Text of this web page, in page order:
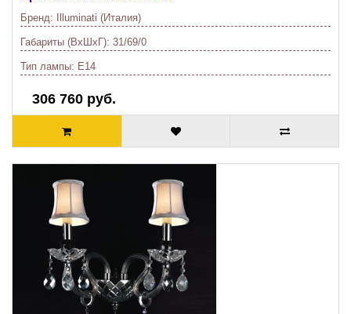
Бренд: Illuminati (Италия)
Габариты (ВхШхГ): 31/69/0
Тип лампы: E14
306 760 руб.